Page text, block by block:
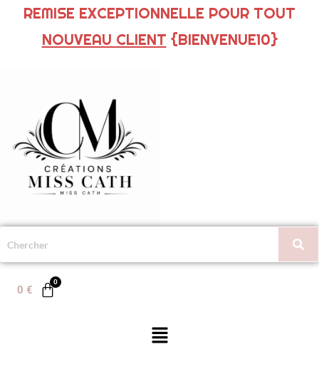
REMISE EXCEPTIONNELLE POUR TOUT
NOUVEAU CLIENT {BIENVENUE10}
0 €